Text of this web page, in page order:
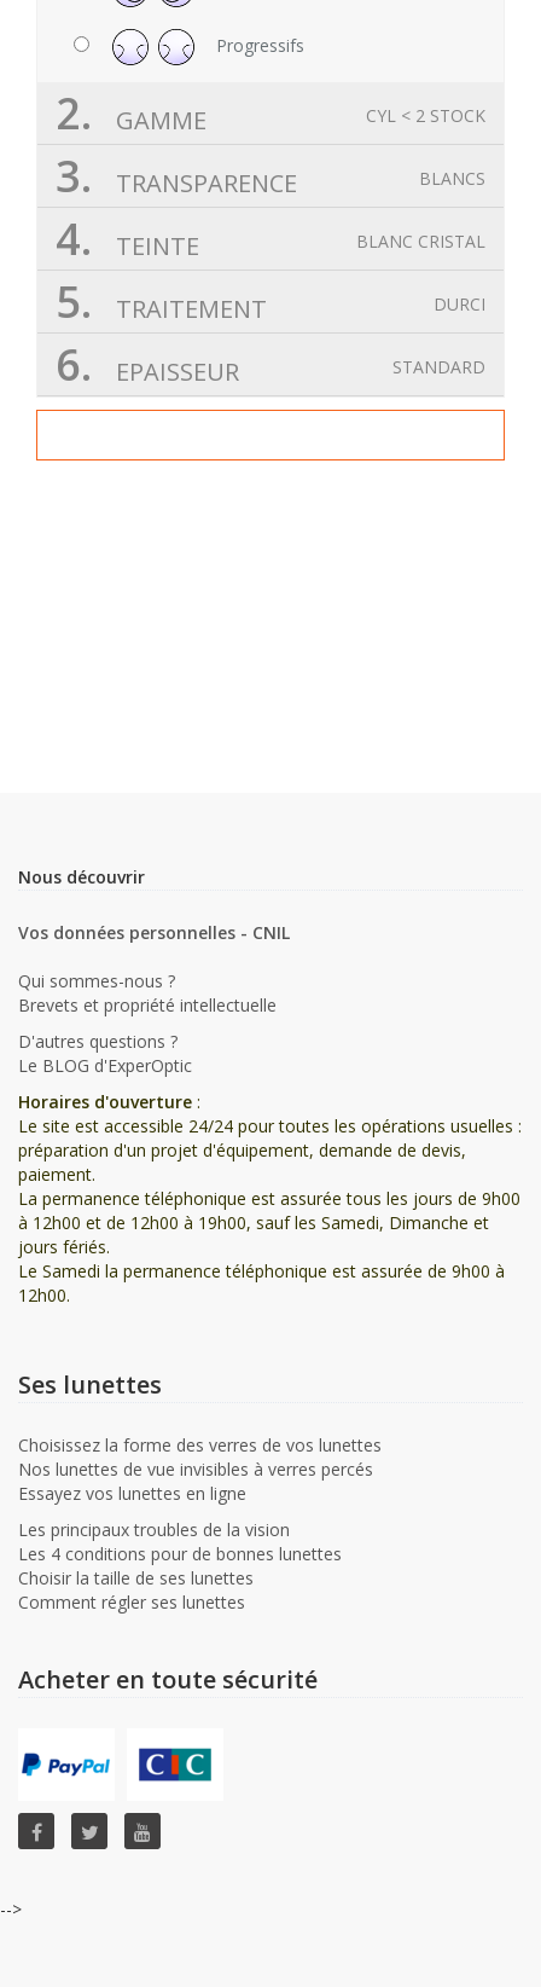
Progressifs
CYL < 2 STOCK
2. GAMME
BLANCS
3. TRANSPARENCE
BLANC CRISTAL
4. TEINTE
DURCI
5. TRAITEMENT
STANDARD
6. EPAISSEUR
Nous découvrir
Vos données personnelles - CNIL
Qui sommes-nous ?
Brevets et propriété intellectuelle
D'autres questions ?
Le BLOG d'ExperOptic
Horaires d'ouverture :
Le site est accessible 24/24 pour toutes les opérations usuelles :
préparation d'un projet d'équipement, demande de devis,
paiement.
La permanence téléphonique est assurée tous les jours de 9h00
à 12h00 et de 12h00 à 19h00, sauf les Samedi, Dimanche et
jours fériés.
Le Samedi la permanence téléphonique est assurée de 9h00 à
12h00.
Ses lunettes
Choisissez la forme des verres de vos lunettes
Nos lunettes de vue invisibles à verres percés
Essayez vos lunettes en ligne
Les principaux troubles de la vision
Les 4 conditions pour de bonnes lunettes
Choisir la taille de ses lunettes
Comment régler ses lunettes
Acheter en toute sécurité
-->